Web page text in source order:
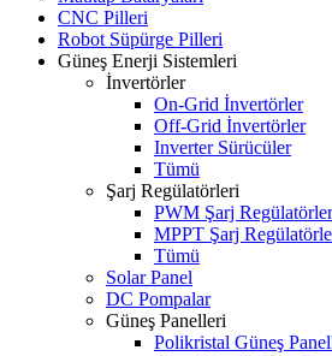
CNC Pilleri
Robot Süpürge Pilleri
Güneş Enerji Sistemleri
İnvertörler
On-Grid İnvertörler
Off-Grid İnvertörler
Inverter Sürücüler
Tümü
Şarj Regülatörleri
PWM Şarj
MPPT Şarj
Tümü
Solar Panel
DC Pompalar
Güneş Panelleri
Polikristal Güneş